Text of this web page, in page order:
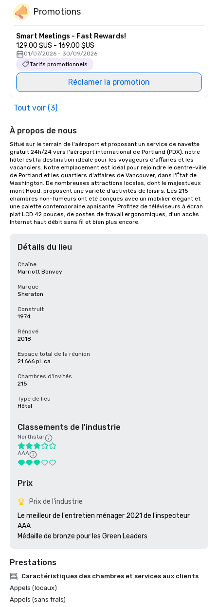
Promotions
Smart Meetings - Fast Rewards!
129,00 $US - 169,00 $US
01/07/2026 - 30/09/2026
Tarifs promotionnels
Réclamer la promotion
Tout voir (3)
À propos de nous
Situé sur le terrain de l'aéroport et proposant un service de navette
gratuit 24h/24 vers l'aéroport international de Portland (PDX), notre
hôtel est la destination idéale pour les voyageurs d'affaires et les
vacanciers. Notre emplacement est idéal pour rejoindre le centre-ville
de Portland et les quartiers d'affaires de Vancouver, dans l'État de
Washington. De nombreuses attractions locales, dont le majestueux
mont Hood, proposent une variété d'activités de loisirs. Les 215
chambres non-fumeurs ont été conçues avec un mobilier élégant et
une palette contemporaine apaisante. Profitez de téléviseurs à écran
plat LCD 42 pouces, de postes de travail ergonomiques, d'un accès
Internet haut débit sans fil et bien plus encore.
Détails du lieu
Chaîne
Marriott Bonvoy
Marque
Sheraton
Construit
1974
Rénové
2018
Espace total de la réunion
21 666 pi. ca.
Chambres d'invités
215
Type de lieu
Hôtel
Classements de l'industrie
Northstar
AAA
Prix
Prix de l'industrie
Le meilleur de l'entretien ménager 2021 de l'inspecteur
AAA
Médaille de bronze pour les Green Leaders
Prestations
Caractéristiques des chambres et services aux clients
Appels (locaux)
Appels (sans frais)